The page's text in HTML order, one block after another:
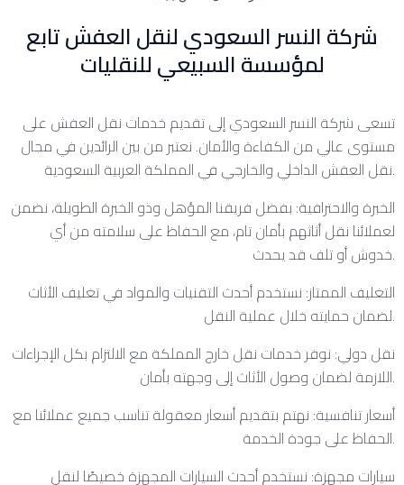
شركة النسر السعودي لنقل العفش تابع
لمؤسسة السبيعي للنقليات
تسعى شركة النسر السعودي إلى تقديم خدمات نقل العفش على
مستوى عالي من الكفاءة والأمان. نعتبر من بين الرائدين في مجال
نقل العفش الداخلي والخارجي في المملكة العربية السعودية.
الخبرة والاحترافية: بفضل فريقنا المؤهل وذو الخبرة الطويلة، نضمن
لعملائنا نقل أثاثهم بأمان تام، مع الحفاظ على سلامته من أي
خدوش أو تلف قد يحدث.
التغليف الممتاز: نستخدم أحدث التقنيات والمواد في تغليف الأثاث
لضمان حمايته خلال عملية النقل.
نقل دولي: نوفر خدمات نقل خارج المملكة مع الالتزام بكل الإجراءات
اللازمة لضمان وصول الأثاث إلى وجهته بأمان.
أسعار تنافسية: نهتم بتقديم أسعار معقولة تناسب جميع عملائنا مع
الحفاظ على جودة الخدمة.
سيارات مجهزة: نستخدم أحدث السيارات المجهزة خصيصًا لنقل